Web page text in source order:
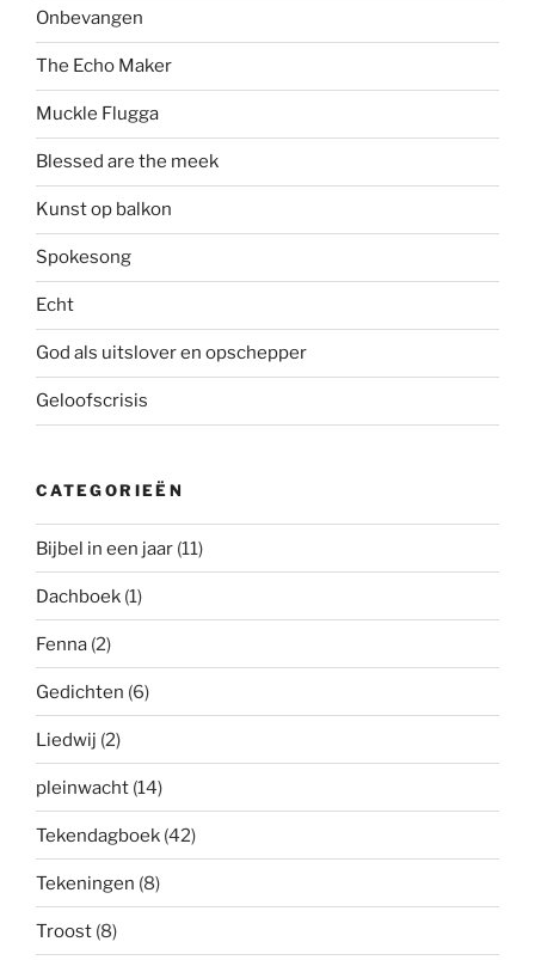
Onbevangen
The Echo Maker
Muckle Flugga
Blessed are the meek
Kunst op balkon
Spokesong
Echt
God als uitslover en opschepper
Geloofscrisis
CATEGORIEËN
Bijbel in een jaar (11)
Dachboek (1)
Fenna (2)
Gedichten (6)
Liedwij (2)
pleinwacht (14)
Tekendagboek (42)
Tekeningen (8)
Troost (8)